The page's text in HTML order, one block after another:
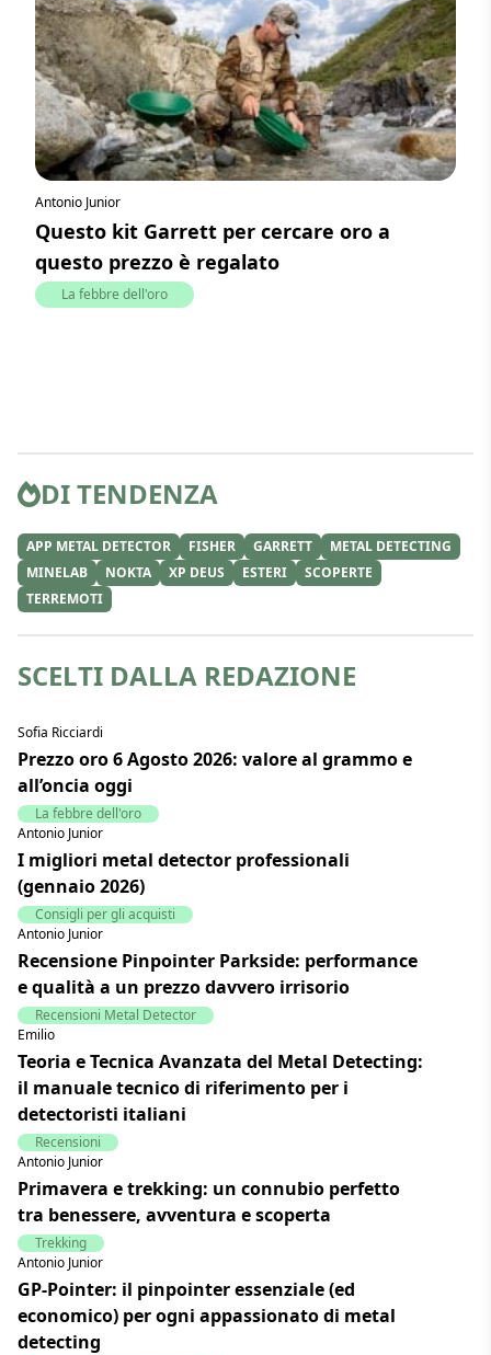
Antonio Junior
Questo kit Garrett per cercare oro a
questo prezzo è regalato
La febbre dell'oro
DI TENDENZA
APP METAL DETECTOR FISHER GARRETT
METAL DETECTING
MINELAB
NOKTA XP DEUS ESTERI
SCOPERTE
TERREMOTI
SCELTI DALLA REDAZIONE
Sofia Ricciardi
Prezzo oro 6 Agosto 2026: valore al grammo e
all’oncia oggi
La febbre dell'oro
Antonio Junior
I migliori metal detector professionali
(gennaio 2026)
Consigli per gli acquisti
Antonio Junior
Recensione Pinpointer Parkside: performance
e qualità a un prezzo davvero irrisorio
Recensioni Metal Detector
Emilio
Teoria e Tecnica Avanzata del Metal Detecting:
il manuale tecnico di riferimento per i
detectoristi italiani
Recensioni
Antonio Junior
Primavera e trekking: un connubio perfetto
tra benessere, avventura e scoperta
Trekking
Antonio Junior
GP-Pointer: il pinpointer essenziale (ed
economico) per ogni appassionato di metal
detecting